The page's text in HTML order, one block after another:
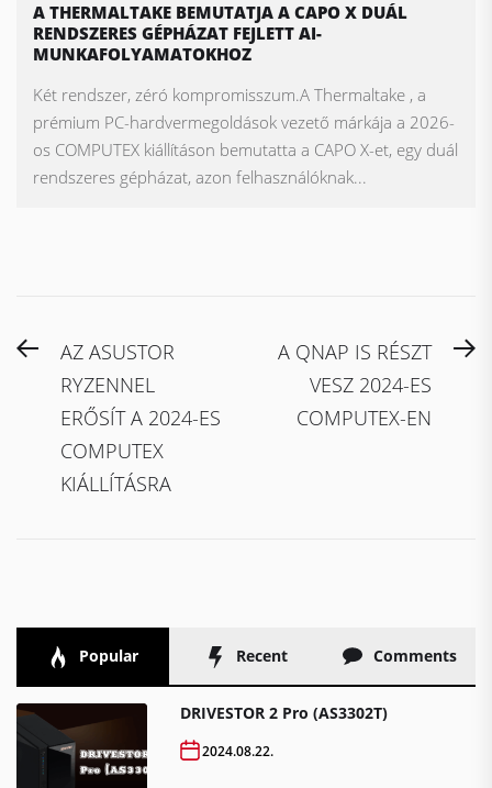
A THERMALTAKE BEMUTATJA A CAPO X DUÁL
RENDSZERES GÉPHÁZAT FEJLETT AI-
MUNKAFOLYAMATOKHOZ
Két rendszer, zéró kompromisszum.A Thermaltake , a
prémium PC-hardvermegoldások vezető márkája a 2026-
os COMPUTEX kiállításon bemutatta a CAPO X-et, egy duál
rendszeres gépházat, azon felhasználóknak...
Bejegyzés
navigáció
PreviousAZ ASUSTOR
RYZENNEL
ERŐSÍT A 2024-ES
COMPUTEX
KIÁLLÍTÁSRA
A QNAP IS RÉSZT
VESZ 2024-ES
COMPUTEX-EN
Popular Recent Comments
DRIVESTOR 2 Pro (AS3302T)
2024.08.22.